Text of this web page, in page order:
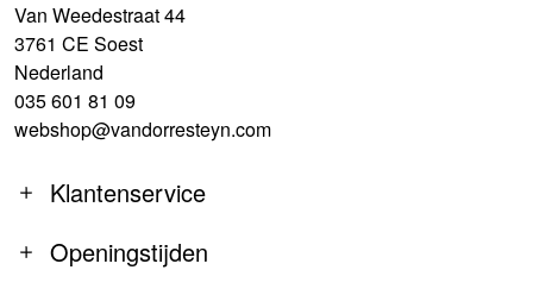
Van Weedestraat 44
3761 CE Soest
Nederland
035 601 81 09
webshop@vandorresteyn.com
Klantenservice
Openingstijden